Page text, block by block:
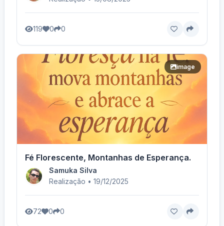
119 0 0
image
Fé Florescente, Montanhas de Esperança.
Samuka Silva
Realização • 19/12/2025
72 0 0